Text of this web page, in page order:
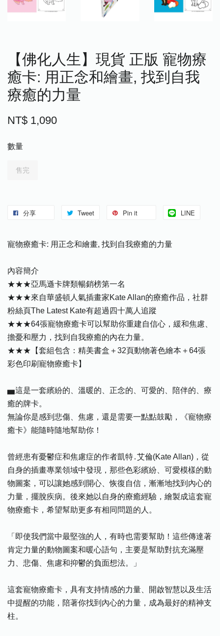
【佛化人生】現貨 正版 寵物療
癒卡: 用正念和繪畫, 找到自我
療癒的力量
NT$ 1,090
數量
售完
分享 Tweet Pin it LINE
寵物療癒卡: 用正念和繪畫, 找到自我療癒的力量
內容簡介
★★★亞馬遜卡牌類暢銷榜第一名
★★★來自華盛頓人氣插畫家Kate Allan的療癒作品，社群
粉絲頁The Latest Kate有超過四十萬人追蹤
★★★64張寵物療癒卡可以幫助你重建自信心，緩和焦慮、
擔憂和壓力，找到自我療癒的內在力量。
★★★【套組包含：精美書盒＋32頁動物著色繪本＋64張
彩色印刷寵物療癒卡】
▅這是一套繽紛的、溫暖的、正念的、可愛的、陪伴的、療
癒的牌卡。
無論你是感到悲傷、焦慮，還是需要一點點鼓勵，《寵物療
癒卡》能隨時隨地幫助你！
曾經患有憂鬱症和焦慮症的作者凱特․艾倫(Kate Allan)，從
自身的插畫專業領域中發現，那些色彩繽紛、可愛模樣的動
物圖案，可以讓她感到開心、恢復自信，漸漸地找到內心的
力量，擺脫疾病。後來她以自身的療癒經驗，繪製成這套寵
物療癒卡，希望幫助更多有相同問題的人。
「即使我們當中最堅強的人，有時也需要幫助！這些傳達著
肯定力量的動物圖案和暖心語句，主要是幫助對抗充滿壓
力、悲傷、焦慮和抑鬱的負面想法。」
這套寵物療癒卡，具有支持情感的力量、開啟智慧以及生活
中提醒的功能，陪著你找到內心的力量，成為最好的精神支
柱。